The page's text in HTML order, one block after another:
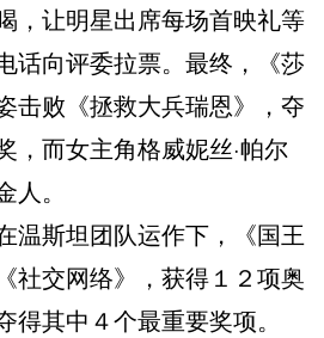
，让明星出席每场首映礼等
话向评委拉票。最终，《莎
击败《拯救大兵瑞恩》，夺
，而女主角格威妮丝·帕尔
。
斯坦团队运作下，《国王
社交网络》，获得１２项奥
其中４个最重要奖项。